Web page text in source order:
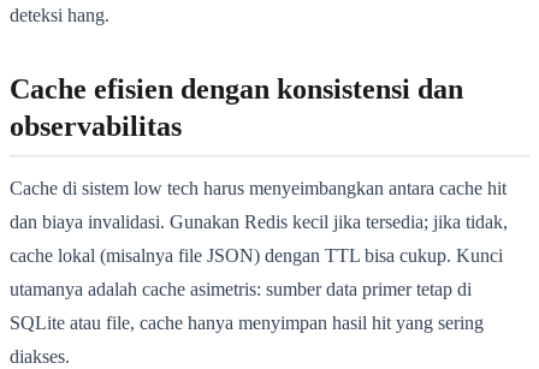
deteksi hang.
Cache efisien dengan konsistensi dan
observabilitas
Cache di sistem low tech harus menyeimbangkan antara cache hit
dan biaya invalidasi. Gunakan Redis kecil jika tersedia; jika tidak,
cache lokal (misalnya file JSON) dengan TTL bisa cukup. Kunci
utamanya adalah cache asimetris: sumber data primer tetap di
SQLite atau file, cache hanya menyimpan hasil hit yang sering
diakses.